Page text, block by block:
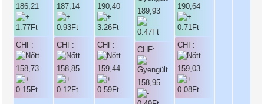
186,21
CHF:
158,73
187,14
CHF:
158,85
190,40
CHF:
159,44
189,93
CHF:
158,95
190,64
CHF:
159,03